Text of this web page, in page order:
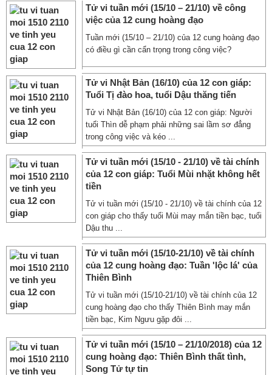
Tử vi tuần mới (15/10 – 21/10) về công
việc của 12 cung hoàng đạo
Tuần mới (15/10 – 21/10) của 12 cung hoàng đạo
có điều gì cần cẩn trọng trong công việc?
Tử vi Nhật Bản (16/10) của 12 con giáp:
Tuổi Tị đào hoa, tuổi Dậu thăng tiến
Tử vi Nhật Bản (16/10) của 12 con giáp: Người
tuổi Thìn dễ phạm phải những sai lầm sơ đẳng
trong công việc và kéo ...
Tử vi tuần mới (15/10 - 21/10) về tài chính
của 12 con giáp: Tuổi Mùi nhặt không hết
tiền
Tử vi tuần mới (15/10 - 21/10) về tài chính của 12
con giáp cho thấy tuổi Mùi may mắn tiền bạc, tuổi
Dậu thu ...
Tử vi tuần mới (15/10-21/10) về tài chính
của 12 cung hoàng đạo: Tuần 'lộc lá' của
Thiên Bình
Tử vi tuần mới (15/10-21/10) về tài chính của 12
cung hoàng đạo cho thấy Thiên Bình may mắn
tiền bạc, Kim Ngưu gặp đôi ...
Tử vi tuần mới (15/10 – 21/10/2018) của 12
cung hoàng đạo: Thiên Bình thất tình,
Song Tử tự tin